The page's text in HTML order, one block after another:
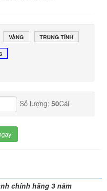
VÀNG TRUNG TÍNH
Số lượng: 50Cái
chính hãng 3 năm